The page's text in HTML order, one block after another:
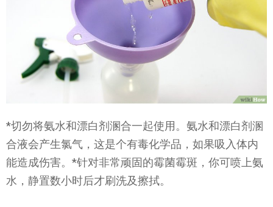
*切勿将氨水和漂白剂溷合一起使用。氨水和漂白剂溷
合液会产生氯气，这是个有毒化学品，如果吸入体内
能造成伤害。*针对非常顽固的霉菌霉斑，你可喷上氨
水，静置数小时后才刷洗及擦拭。